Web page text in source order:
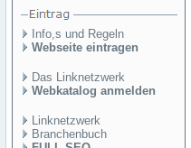
Info,s und Regeln
Webseite eintragen
Das Linknetzwerk
Webkatalog anmelden
Linknetzwerk
Branchenbuch